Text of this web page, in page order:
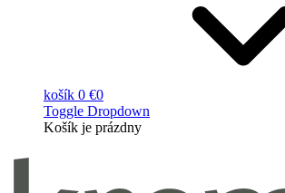
košík 0 €0
Toggle Dropdown
Košík je prázdny